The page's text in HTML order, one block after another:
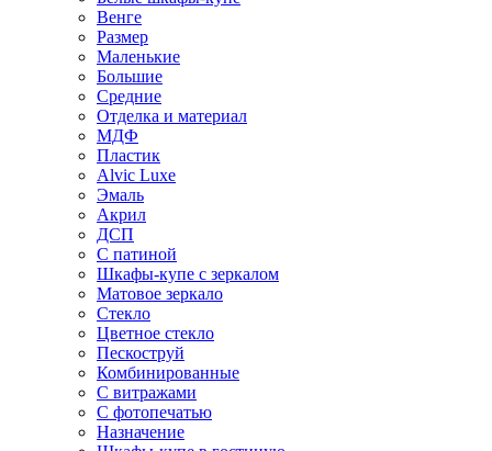
Венге
Размер
Маленькие
Большие
Средние
Отделка и материал
МДФ
Пластик
Alvic Luxe
Эмаль
Акрил
ДСП
С патиной
Шкафы-купе с зеркалом
Матовое зеркало
Стекло
Цветное стекло
Пескоструй
Комбинированные
С витражами
С фотопечатью
Назначение